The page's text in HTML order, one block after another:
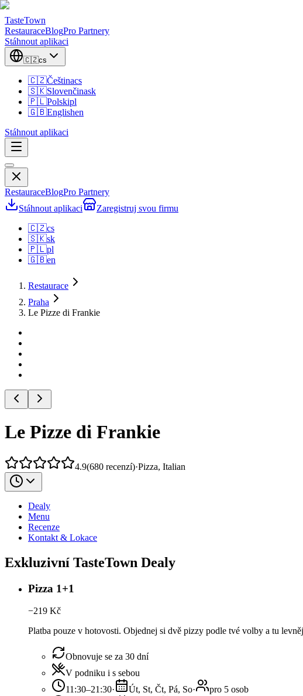
TasteTown
RestauraceBlogPro Partnery
Stáhnout aplikaci
🇨🇿cs
🇨🇿Češtinacs
🇸🇰Slovenčinask
🇵🇱Polskipl
🇬🇧Englishen
Stáhnout aplikaci
RestauraceBlogPro Partnery
Stáhnout aplikaci
Zaregistruj svou firmu
🇨🇿cs
🇸🇰sk
🇵🇱pl
🇬🇧en
Restaurace
Praha
Le Pizze di Frankie
Le Pizze di Frankie
4.9(680 recenzí)·Pizza, Italian
Dealy
Menu
Recenze
Kontakt & Lokace
Exkluzivní TasteTown Dealy
Pizza 1+1
−219 Kč
Platba pouze v hotovosti. Objednej si dvě pizzy podle tvé volby a tu
Obnovuje se za 30 dní
V podniku i s sebou
11:30–21:30· Út, St, Čt, Pá, So·
pro 5 osob